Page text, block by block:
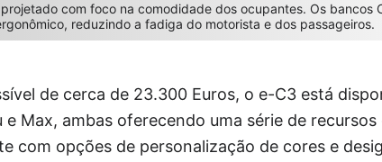
com foco na comodidade dos ocupantes. Os bancos
reduzindo a fadiga do motorista e dos passageiros.
de cerca de 23.300 Euros, o e-C3 está
e Max, ambas oferecendo uma série de
com opções de personalização de cores e